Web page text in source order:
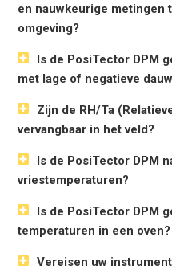
en nauwkeurige metingen
omgeving?
Is de PosiTector DPM
met lage of negatieve
Zijn de RH/Ta
vervangbaar in het veld?
Is de PosiTector DPM
vriestemperaturen?
Is de PosiTector DPM
temperaturen in een oven?
Vereisen uw